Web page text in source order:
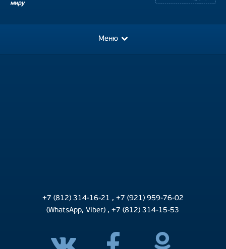
миру
Меню
+7 (812) 314-16-21 , +7 (921) 959-76-02
(WhatsApp, Viber) ,+7 (812) 314-15-53